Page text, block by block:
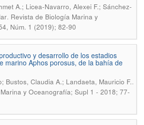
A.; Licea-Navarro, Alexei F.; Sánchez-
. Revista de Biología Marina y
Núm. 1 (2019); 82-90
y desarrollo de los estadios
marino Aphos porosus, de la bahía de
Bustos, Claudia A.; Landaeta, Mauricio F..
y Oceanografía; Supl 1 - 2018; 77-